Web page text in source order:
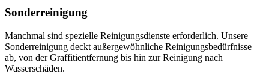
Sonderreinigung
Manchmal sind spezielle Reinigungsdienste erforderlich. Unsere
Sonderreinigung deckt außergewöhnliche Reinigungsbedürfnisse
ab, von der Graffitientfernung bis hin zur Reinigung nach
Wasserschäden.